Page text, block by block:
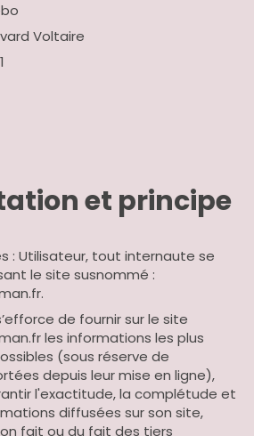
Voltaire
et principe
: Utilisateur, tout internaute se
le site susnommé :
de fournir sur le site
les informations les plus
(sous réserve de
depuis leur mise en ligne),
l'exactitude, la complétude et
diffusées sur son site,
fait ou du fait des tiers